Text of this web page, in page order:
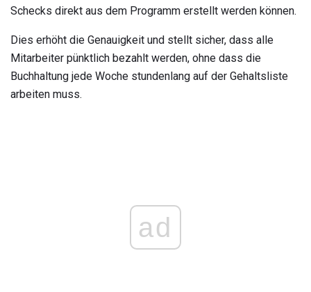
Schecks direkt aus dem Programm erstellt werden können.
Dies erhöht die Genauigkeit und stellt sicher, dass alle
Mitarbeiter pünktlich bezahlt werden, ohne dass die
Buchhaltung jede Woche stundenlang auf der Gehaltsliste
arbeiten muss.
ad